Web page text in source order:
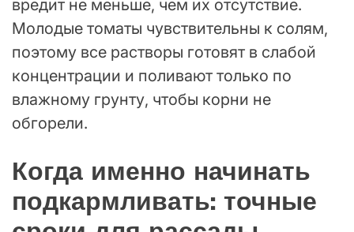
вредит не меньше, чем их отсутствие.
Молодые томаты чувствительны к солям,
поэтому все растворы готовят в слабой
концентрации и поливают только по
влажному грунту, чтобы корни не
обгорели.
Когда именно начинать
подкармливать: точные